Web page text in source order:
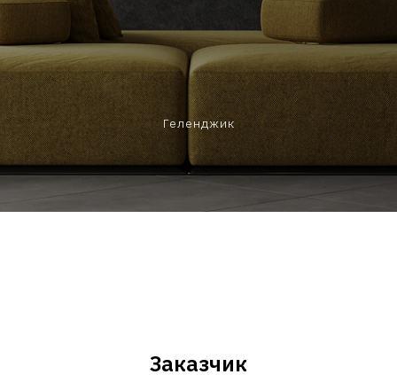
Геленджик
Заказчик